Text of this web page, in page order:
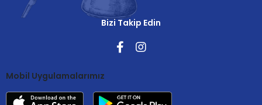
Bizi Takip Edin
Mobil Uygulamalarımız